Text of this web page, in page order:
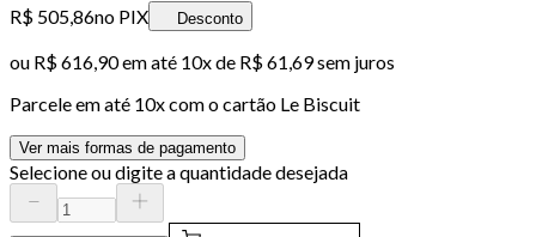
R$ 505,86no PIX Desconto
ou R$ 616,90em até 10x de R$ 61,69 sem juros
Parcele em até 10x com o cartão Le Biscuit
Ver mais formas de pagamento
Selecione ou digite a quantidade desejada